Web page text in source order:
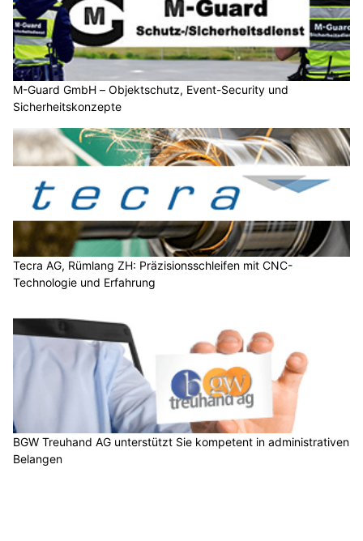
M-Guard GmbH – Objektschutz, Event-Security und
Sicherheitskonzepte
Tecra AG, Rümlang ZH: Präzisionsschleifen mit CNC-
Technologie und Erfahrung
BGW Treuhand AG unterstützt Sie kompetent in administrativen
Belangen